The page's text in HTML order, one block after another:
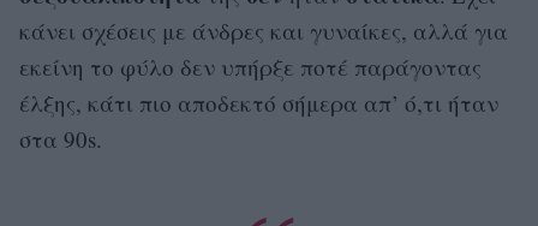
κάνει σχέσεις με άνδρες και γυναίκες, αλλά για
εκείνη το φύλο δεν υπήρξε ποτέ παράγοντας
έλξης, κάτι πιο αποδεκτό σήμερα απ’ ό,τι ήταν
στα 90s.